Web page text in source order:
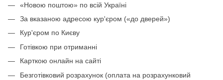
«Новою поштою» по всій Україні
За вказаною адресою кур'єром («до дверей»)
Кур'єром по Києву
Готівкою при отриманні
Карткою онлайн на сайті
Безготівковий розрахунок (оплата на розрахунковий